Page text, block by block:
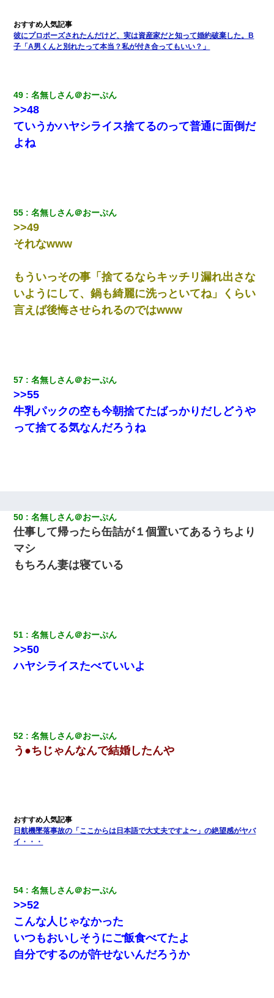
彼にプロポーズされたんだけど、実は資産家だと知って婚約破棄した。B
子「A男くんと別れたって本当？私が付き合ってもいい？」
49 名無しさん＠おーぷん
>>48
ていうかハヤシライス捨てるのって普通に面倒だ
よね
55 名無しさん＠おーぷん
>>49
それなwww
もういっその事「捨てるならキッチリ漏れ出さな
いようにして、鍋も綺麗に洗っといてね」くらい
言えば後悔させられるのではwww
57 名無しさん＠おーぷん
>>55
牛乳パックの空も今朝捨てたばっかりだしどうや
って捨てる気なんだろうね
50 名無しさん＠おーぷん
仕事して帰ったら缶詰が１個置いてあるうちより
マシ
もちろん妻は寝ている
51 名無しさん＠おーぷん
>>50
ハヤシライスたべていいよ
52 名無しさん＠おーぷん
う●ちじゃんなんで結婚したんや
日航機墜落事故の「ここからは日本語で大丈夫ですよ〜」の絶望感がヤバ
イ・・・
54 名無しさん＠おーぷん
>>52
こんな人じゃなかった
いつもおいしそうにご飯食べてたよ
自分でするのが許せないんだろうか